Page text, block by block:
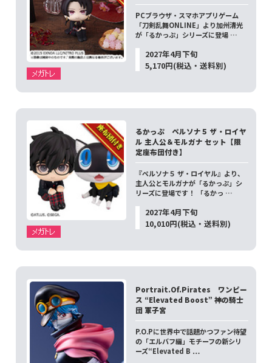
PCブラウザ・スマホアプリゲーム
「刀剣乱舞ONLINE」より加州清光
が「るかっぷ」シリーズに登場 …
2027年4月下旬
5,170円(税込・送料別)
るかっぷ ペルソナ５ ザ・ロイヤ
ル 主人公＆モルガナ セット【限
定座布団付き】
『ペルソナ５ ザ・ロイヤル』より、
主人公とモルガナが「るかっぷ」シ
リーズに登場です！ 「るかっ …
2027年4月下旬
10,010円(税込・送料別)
Portrait.Of.Pirates ワンピー
ス “Elevated Boost” 神の騎士
団 軍子宮
P.O.Pに世界中で話題かつファン待望
の「エルバフ編」モチーフの新シリ
ーズ“Elevated B …